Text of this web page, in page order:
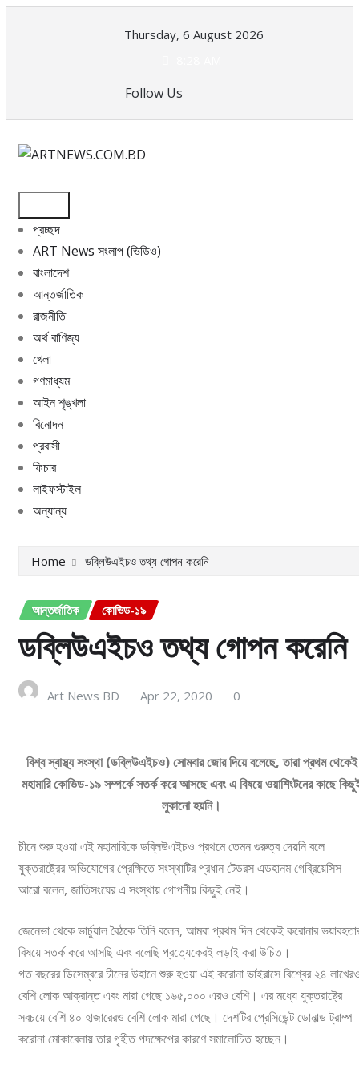
Thursday, 6 August 2026
Follow Us
প্রচ্ছদ
ART News সংলাপ (ভিডিও)
বাংলাদেশ
আন্তর্জাতিক
রাজনীতি
অর্থ বাণিজ্য
খেলা
গণমাধ্যম
আইন শৃঙ্খলা
বিনোদন
প্রবাসী
ফিচার
লাইফস্টাইল
অন্যান্য
Home ডব্লিউএইচও তথ্য গোপন করেনি
আন্তর্জাতিক কোভিড-১৯
ডব্লিউএইচও তথ্য গোপন করেনি
Art News BD Apr 22, 2020 0
বিশ্ব স্বাস্থ্য সংস্থা (ডব্লিউএইচও) সোমবার জোর দিয়ে বলেছে, তারা প্রথম থেকেই
মহামারি কোভিড-১৯ সম্পর্কে সতর্ক করে আসছে এবং এ বিষয়ে ওয়াশিংটনের কাছে
লুকানো হয়নি।
চীনে শুরু হওয়া এই মহামারিকে ডব্লিউএইচও প্রথমে তেমন গুরুত্ব দেয়নি বলে
যুক্তরাষ্ট্রের অভিযোগের প্রেক্ষিতে সংস্থাটির প্রধান টেডরস এডহানম গেব্রিয়েসিস
আরো বলেন, জাতিসংঘের এ সংস্থায় গোপনীয় কিছুই নেই।
জেনেভা থেকে ভার্চুয়াল বৈঠকে তিনি বলেন, আমরা প্রথম দিন থেকেই করোনার
বিষয়ে সতর্ক করে আসছি এবং বলেছি প্রত্যেকেরই লড়াই করা উচিত।
গত বছরের ডিসেম্বরে চীনের উহানে শুরু হওয়া এই করোনা ভাইরাসে বিশ্বের ২৪
বেশি লোক আক্রান্ত এবং মারা গেছে ১৬৫,০০০ এরও বেশি। এর মধ্যে যুক্তরাষ্ট্রে
সবচয়ে বেশি ৪০ হাজারেরও বেশি লোক মারা গেছে। দেশটির প্রেসিডেন্ট ডোনাল্ড ট্রাম্প
করোনা মোকাবেলায় তার গৃহীত পদক্ষেপের কারণে সমালোচিত হচ্ছেন।